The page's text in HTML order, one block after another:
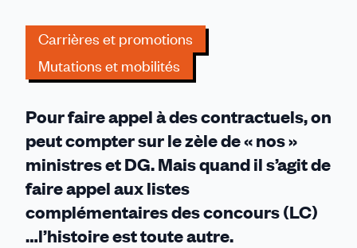
à
la
petite
semaine
Carrières et promotions
Mutations et mobilités
Pour faire appel à des contractuels, on
peut compter sur le zèle de « nos »
ministres et DG. Mais quand il s’agit de
faire appel aux listes
complémentaires des concours (LC)
…l’histoire est toute autre.